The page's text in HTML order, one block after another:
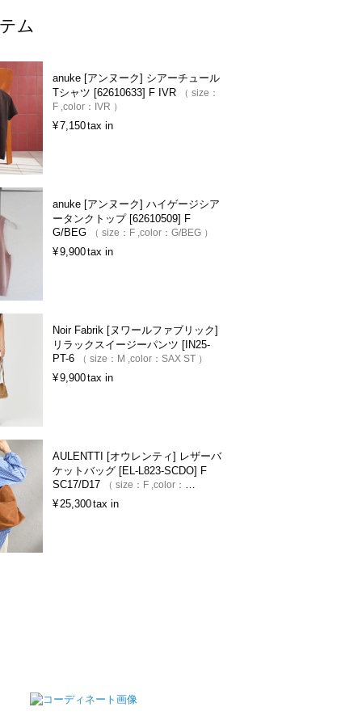
ム
anuke [アンヌーク] シアーチュール
Tシャツ [62610633] F IVR
size：
F color： IVR
¥7,150tax in
anuke [アンヌーク] ハイゲージシア
ータンクトップ [62610509] F
G/BEG
size： F color： G/BEG
¥9,900tax in
Noir Fabrik [ヌワールファブリック]
リラックスイージーパンツ [IN25-
PT-6
size： M color： SAX ST
¥9,900tax in
AULENTTI [オウレンティ] レザーバ
ケットバッグ [EL-L823-SCDO] F
SC17/D17
size： F color：
SC17/D17 C
¥25,300tax in